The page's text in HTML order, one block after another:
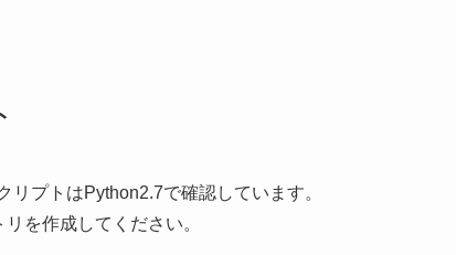
プトはPython2.7で確認しています。
を作成してください。